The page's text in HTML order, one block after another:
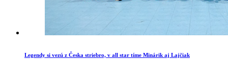
Legendy si vezú z Česka striebro, v all star tíme Minárik aj Lajčiak